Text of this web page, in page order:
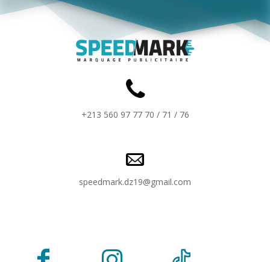
+213 560 97 77 70 / 71 / 76
speedmark.dz19@gmail.com